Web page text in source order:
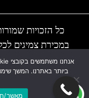
כל הזכויות
810 או 03-6838895
ביותר באתרנו. המשך
מאשר/ת